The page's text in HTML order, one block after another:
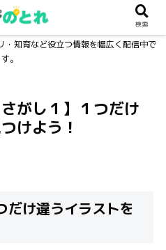
・知育など役立つ情報を幅広く配信中で
す。
がし１】１つだけ
けよう！
だけ違うイラストを
検索